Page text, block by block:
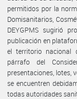
permitidos por la
Domisanitarios,
DEYGPMS sugirió
publicación en
el territorio nacional
párrafo del
presentaciones, lotes,
se encuentren
todas autoridades